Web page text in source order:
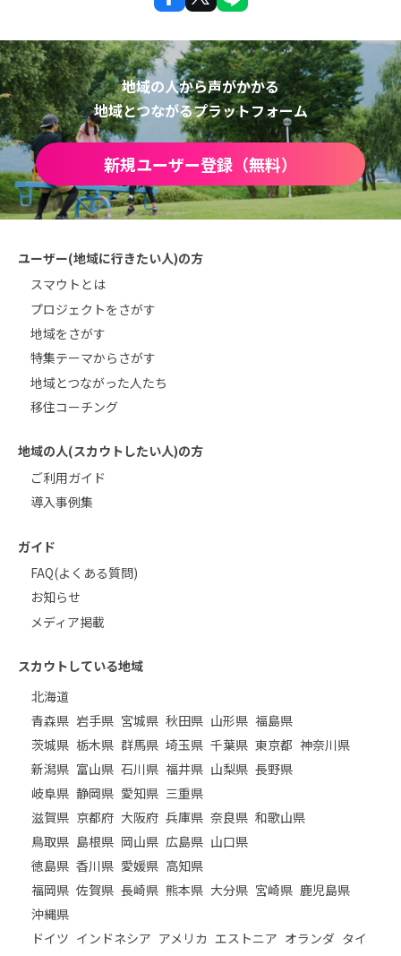
地域の人から声がかかる
地域とつながるプラットフォーム
新規ユーザー登録（無料）
ユーザー(地域に行きたい人)の方
スマウトとは
プロジェクトをさがす
地域をさがす
特集テーマからさがす
地域とつながった人たち
移住コーチング
地域の人(スカウトしたい人)の方
ご利用ガイド
導入事例集
ガイド
FAQ(よくある質問)
お知らせ
メディア掲載
スカウトしている地域
北海道
青森県 岩手県 宮城県 秋田県 山形県 福島県
茨城県 栃木県 群馬県 埼玉県 千葉県 東京都 神奈川県
新潟県 富山県 石川県 福井県 山梨県 長野県
岐阜県 静岡県 愛知県 三重県
滋賀県 京都府 大阪府 兵庫県 奈良県 和歌山県
鳥取県 島根県 岡山県 広島県 山口県
徳島県 香川県 愛媛県 高知県
福岡県 佐賀県 長崎県 熊本県 大分県 宮崎県 鹿児島県
沖縄県
ドイツ インドネシア アメリカ エストニア オランダ タイ